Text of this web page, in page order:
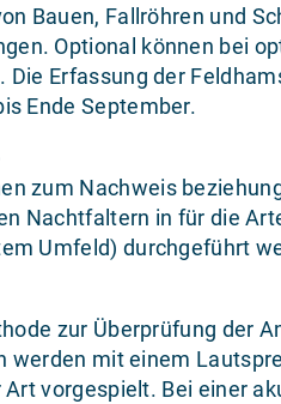
Bauen, Fallröhren und
Optional können bei
Erfassung der
Ende September.
zum Nachweis
Nachtfaltern in für die
Umfeld) durchgeführt
zur Überprüfung der
werden mit einem
vorgespielt. Bei einer